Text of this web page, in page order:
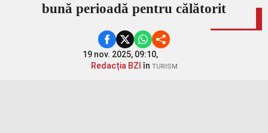
bună perioadă pentru călătorit
19 nov. 2025, 09:10,
Redacția BZI în TURISM